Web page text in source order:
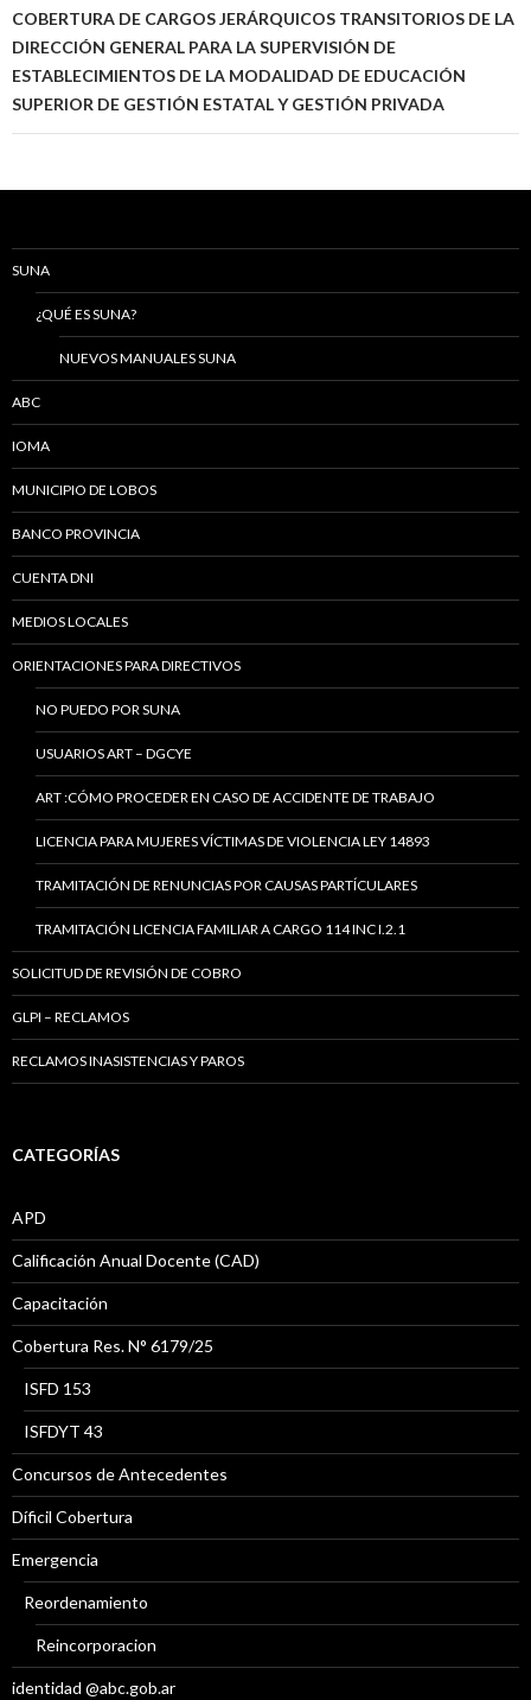
COBERTURA DE CARGOS JERÁRQUICOS TRANSITORIOS DE LA
DIRECCIÓN GENERAL PARA LA SUPERVISIÓN DE
ESTABLECIMIENTOS DE LA MODALIDAD DE EDUCACIÓN
SUPERIOR DE GESTIÓN ESTATAL Y GESTIÓN PRIVADA
SUNA
¿QUÉ ES SUNA?
NUEVOS MANUALES SUNA
ABC
IOMA
MUNICIPIO DE LOBOS
BANCO PROVINCIA
CUENTA DNI
MEDIOS LOCALES
ORIENTACIONES PARA DIRECTIVOS
NO PUEDO POR SUNA
USUARIOS ART – DGCYE
ART :CÓMO PROCEDER EN CASO DE ACCIDENTE DE TRABAJO
LICENCIA PARA MUJERES VÍCTIMAS DE VIOLENCIA LEY 14893
TRAMITACIÓN DE RENUNCIAS POR CAUSAS PARTÍCULARES
TRAMITACIÓN LICENCIA FAMILIAR A CARGO 114 INC I.2.1
SOLICITUD DE REVISIÓN DE COBRO
GLPI – RECLAMOS
RECLAMOS INASISTENCIAS Y PAROS
CATEGORÍAS
APD
Calificación Anual Docente (CAD)
Capacitación
Cobertura Res. N° 6179/25
ISFD 153
ISFDYT 43
Concursos de Antecedentes
Díficil Cobertura
Emergencia
Reordenamiento
Reincorporacion
identidad @abc.gob.ar